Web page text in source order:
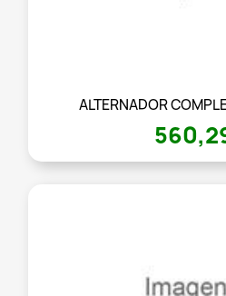
ALTERNADOR